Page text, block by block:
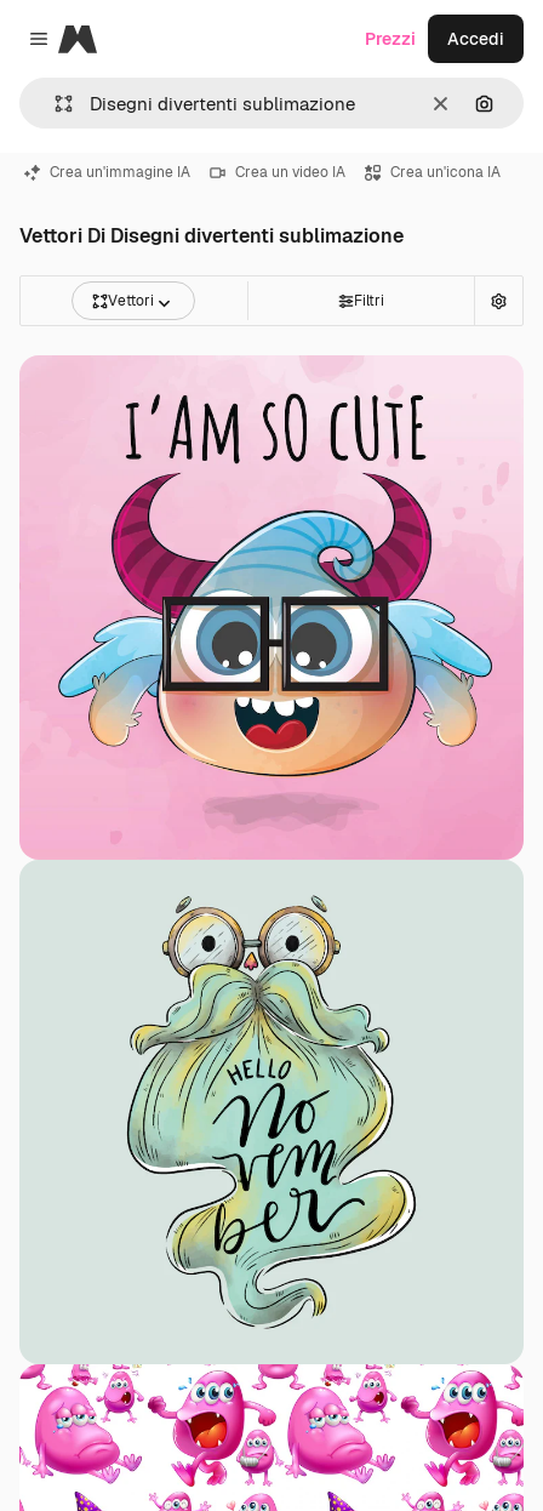
Close menu
Magnific
CancellaCerca
Prezzi Accedi
Crea un'immagine IA Crea un video IA Crea un'icona IA
Vettori Di Disegni divertenti sublimazione
Vettori Filtri